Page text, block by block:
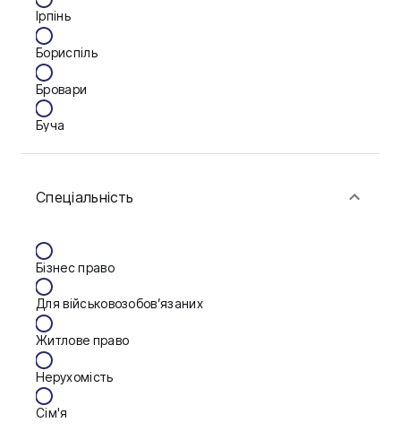
Ірпінь
Бориспіль
Бровари
Буча
Васильків
Дніпро
Запоріжжя
Калуш
Кам'янське
Ковель
Спеціальність
Бізнес право
Для військовозобов’язаних
Житлове право
Нерухомість
Сім'я